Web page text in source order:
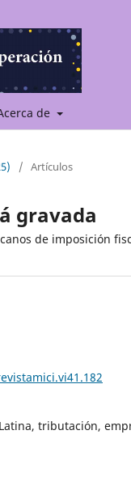
de
/ Artículos
gravada
de imposición
tributación,